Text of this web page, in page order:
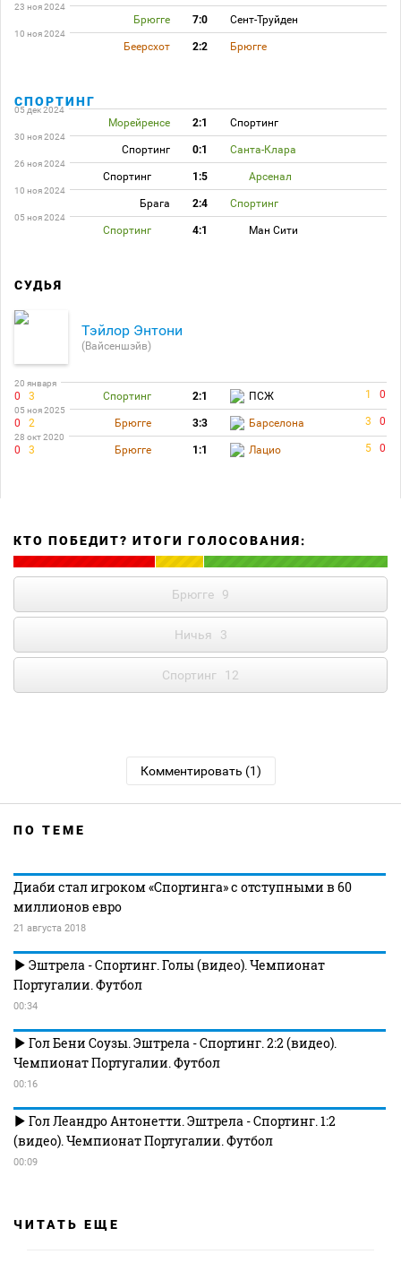
23 ноя 2024
Брюгге 7:0 Сент-Труйден
10 ноя 2024
Беерсхот 2:2 Брюгге
СПОРТИНГ
05 дек 2024
Морейренсе 2:1 Спортинг
30 ноя 2024
Спортинг 0:1 Санта-Клара
26 ноя 2024
Спортинг 1:5 Арсенал
10 ноя 2024
Брага 2:4 Спортинг
05 ноя 2024
Спортинг 4:1 Ман Сити
СУДЬЯ
Тэйлор Энтони
(Вайсеншэйв)
20 января
0 3 Спортинг 2:1 ПСЖ 1 0
05 ноя 2025
0 2 Брюгге 3:3 Барселона 3 0
28 окт 2020
0 3 Брюгге 1:1 Лацио 5 0
КТО ПОБЕДИТ? ИТОГИ ГОЛОСОВАНИЯ:
Брюгге 9
Ничья 3
Спортинг 12
Комментировать (1)
ПО ТЕМЕ
Диаби стал игроком «Спортинга» с отступными в 60
миллионов евро
21 августа 2018
Эштрела - Спортинг. Голы (видео). Чемпионат
Португалии. Футбол
00:34
Гол Бени Соузы. Эштрела - Спортинг. 2:2 (видео).
Чемпионат Португалии. Футбол
00:16
Гол Леандро Антонетти. Эштрела - Спортинг. 1:2
(видео). Чемпионат Португалии. Футбол
00:09
ЧИТАТЬ ЕЩЕ